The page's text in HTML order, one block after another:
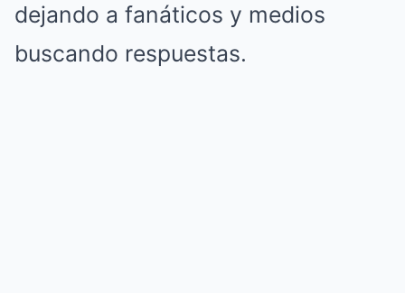
dejando a fanáticos y medios
buscando respuestas.